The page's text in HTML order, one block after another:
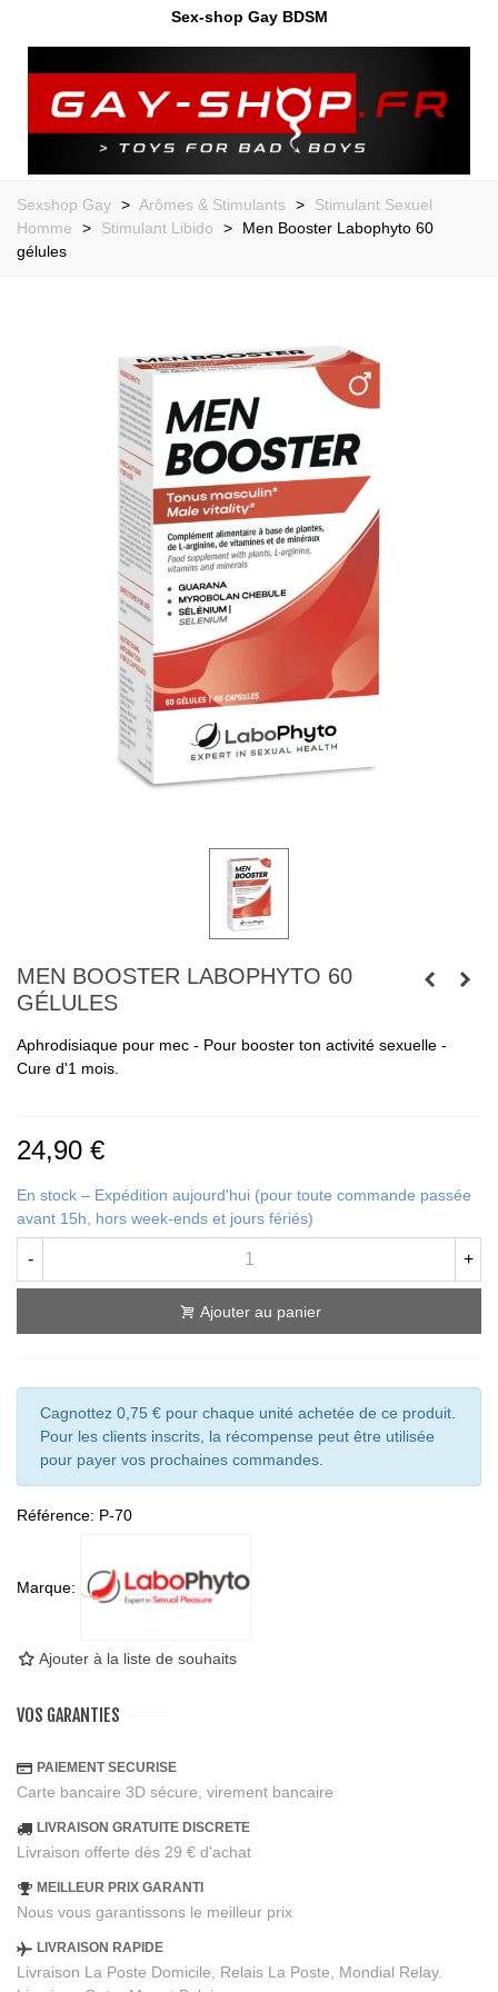
Sex-shop Gay BDSM
Sexshop Gay > Arômes & Stimulants >
Stimulant Sexuel
Homme
> Stimulant Libido >
Men Booster Labophyto 60
gélules
MEN BOOSTER LABOPHYTO 60
GÉLULES
Aphrodisiaque pour mec - Pour booster ton activité sexuelle -
Cure d'1 mois.
24,90 €
En stock – Expédition aujourd'hui (pour toute commande passée
avant 15h, hors week-ends et jours fériés)
- +
Ajouter au panier
Cagnottez 0,75 € pour chaque unité achetée de ce produit.
Pour les clients inscrits, la récompense peut être utilisée
pour payer vos prochaines commandes.
Référence: P-70
Marque:
Ajouter à la liste de souhaits
VOS GARANTIES
PAIEMENT SECURISE
Carte bancaire 3D sécure, virement bancaire
LIVRAISON GRATUITE DISCRETE
Livraison offerte dès 29 € d'achat
MEILLEUR PRIX GARANTI
Nous vous garantissons le meilleur prix
LIVRAISON RAPIDE
Livraison La Poste Domicile, Relais La Poste, Mondial Relay.